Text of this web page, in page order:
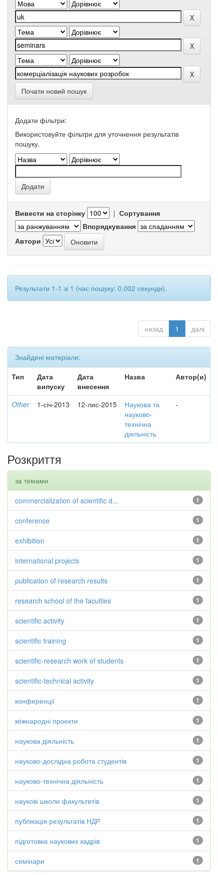
Почати новий пошук
Додати фільтри:
Використовуйте фільтри для уточнення результатів
пошуку.
Вивести на сторінку | Сортування
Впорядкування
Автори
Результати 1-1 зі 1 (час пошуку: 0.002 секунди).
назад 1 далі
Знайдені матеріали:
Тип
Дата
випуску
Дата
внесення
Назва Автор(и)
Other 1-січ-2013 12-лис-2015
Наукова та
науково-
технічна
діяльність
-
Розкриття
за темами
1
commercialization of scientific d...
1
conference
1
exhibition
1
international projects
1
publication of research results
1
research school of the faculties
1
scientific activity
1
scientific training
1
scientific-research work of students
1
scientific-technical activity
1
конференції
1
міжнародні проекти
1
наукова діяльність
1
науково-дослідна робота студентів
1
науково-технічна діяльність
1
наукові школи факультетів
1
публікація результатів НДР
1
підготовка наукових кадрів
1
семінари